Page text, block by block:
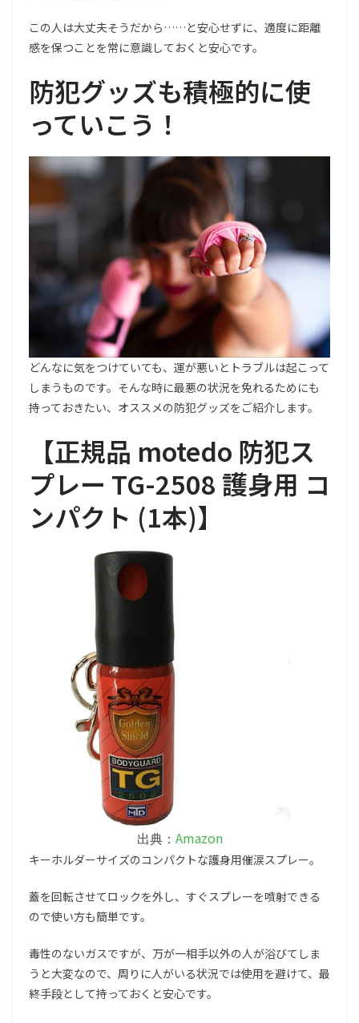
この人は大丈夫そうだから……と安心せずに、適度に距離
感を保つことを常に意識しておくと安心です。
防犯グッズも積極的に使
っていこう！
どんなに気をつけていても、運が悪いとトラブルは起こって
しまうものです。そんな時に最悪の状況を免れるためにも
持っておきたい、オススメの防犯グッズをご紹介します。
【正規品 motedo 防犯ス
プレー TG-2508 護身用 コ
ンパクト (1本)】
出典： Amazon
キーホルダーサイズのコンパクトな護身用催涙スプレー。
蓋を回転させてロックを外し、すぐスプレーを噴射できる
ので使い方も簡単です。
毒性のないガスですが、万が一相手以外の人が浴びてしま
うと大変なので、周りに人がいる状況では使用を避けて、最
終手段として持っておくと安心です。